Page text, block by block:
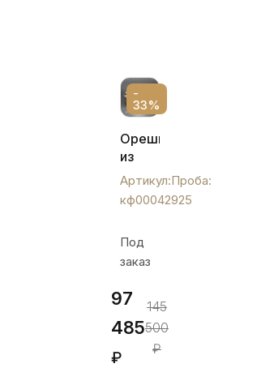
-
33%
Орешница
из
серебра,
кф00042
Артикул:
кф00042
Проба:
925
Под
заказ
97
485
₽
145
500
₽